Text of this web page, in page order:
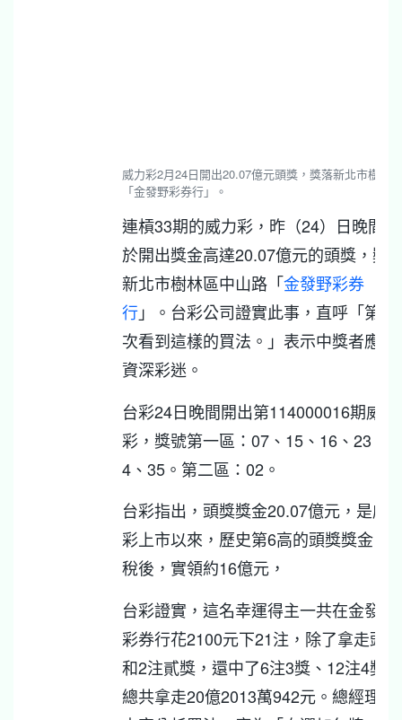
威力彩2月24日開出20.07億元頭獎，獎落新北市樹林區
「金發野彩券行」。
連槓33期的威力彩，昨（24）日晚間終
於開出獎金高達20.07億元的頭獎，獎
新北市樹林區中山路「金發野彩券
行」。台彩公司證實此事，直呼「第一
次看到這樣的買法。」表示中獎者應是
資深彩迷。
台彩24日晚間開出第114000016期威力
彩，獎號第一區：07、15、16、23、2
4、35。第二區：02。
台彩指出，頭獎獎金20.07億元，是威
彩上市以來，歷史第6高的頭獎獎金，
稅後，實領約16億元，
台彩證實，這名幸運得主一共在金發野
彩券行花2100元下21注，除了拿走頭獎
和2注貳獎，還中了6注3獎、12注4獎，
總共拿走20億2013萬942元。總經理謝